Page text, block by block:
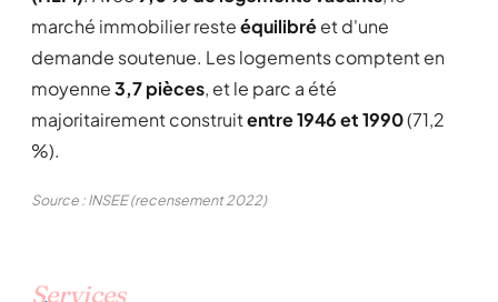
marché immobilier resteéquilibréet d'une
demande soutenue. Les logements comptent en
moyenne3,7 pièces, et le parc a été
majoritairement construitentre 1946 et 1990(71,2
%).
Source : INSEE (recensement 2022)
Services